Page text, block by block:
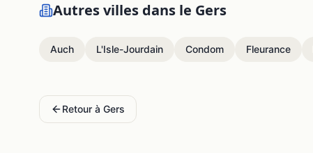
Autres villes dans le Gers
Auch L'Isle-Jourdain Condom Fleurance
Retour à Gers